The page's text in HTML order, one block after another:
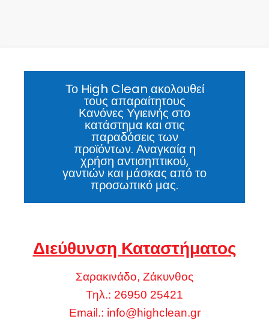
Το High Clean ακολουθεί
τους απαραίτητους
Κανόνες Υγιεινής στο
κατάστημα και στις
παραδόσεις των
προϊόντων. Αναγκαία η
χρήση αντισηπτικού,
γαντιών και μάσκας από το
προσωπικό μας.
Διεύθυνση Καταστήματος
Σαρακινάδο, Ζάκυνθος
Τηλ.: 26950 25421
Email.: info@highclean.gr